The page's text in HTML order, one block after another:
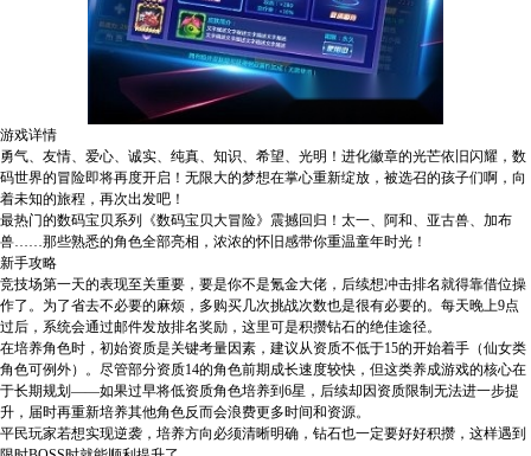
游戏详情
勇气、友情、爱心、诚实、纯真、知识、希望、光明！进化徽章的光芒依旧闪耀，数
码世界的冒险即将再度开启！无限大的梦想在掌心重新绽放，被选召的孩子们啊，向
着未知的旅程，再次出发吧！
最热门的数码宝贝系列《数码宝贝大冒险》震撼回归！太一、阿和、亚古兽、加布
兽……那些熟悉的角色全部亮相，浓浓的怀旧感带你重温童年时光！
新手攻略
竞技场第一天的表现至关重要，要是你不是氪金大佬，后续想冲击排名就得靠借位操
作了。为了省去不必要的麻烦，多购买几次挑战次数也是很有必要的。每天晚上9点
过后，系统会通过邮件发放排名奖励，这里可是积攒钻石的绝佳途径。
在培养角色时，初始资质是关键考量因素，建议从资质不低于15的开始着手（仙女类
角色可例外）。尽管部分资质14的角色前期成长速度较快，但这类养成游戏的核心在
于长期规划——如果过早将低资质角色培养到6星，后续却因资质限制无法进一步提
升，届时再重新培养其他角色反而会浪费更多时间和资源。
平民玩家若想实现逆袭，培养方向必须清晰明确，钻石也一定要好好积攒，这样遇到